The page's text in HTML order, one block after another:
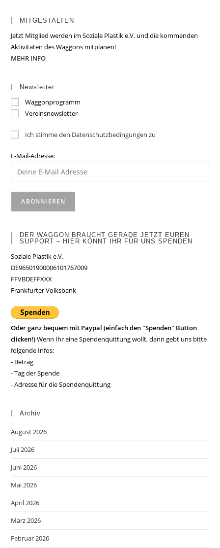
MITGESTALTEN
Jetzt Mitglied werden im Soziale Plastik e.V. und die kommenden
Aktivitäten des Waggons mitplanen!
MEHR INFO
Newsletter
Waggonprogramm
Vereinsnewsletter
Ich stimme den Datenschutzbedingungen zu
E-Mail-Adresse:
DER WAGGON BRAUCHT GERADE JETZT EUREN
SUPPORT – HIER KÖNNT IHR FÜR UNS SPENDEN
Soziale Plastik e.V.
DE96501900006101767009
FFVBDEFFXXX
Frankfurter Volksbank
Oder ganz bequem mit Paypal (einfach den "Spenden" Button
clicken!)Wenn Ihr eine Spendenquittung wollt, dann gebt uns bitte
folgende Infos:
- Betrag
- Tag der Spende
- Adresse für die Spendenquittung
Archiv
August 2026
Juli 2026
Juni 2026
Mai 2026
April 2026
März 2026
Februar 2026